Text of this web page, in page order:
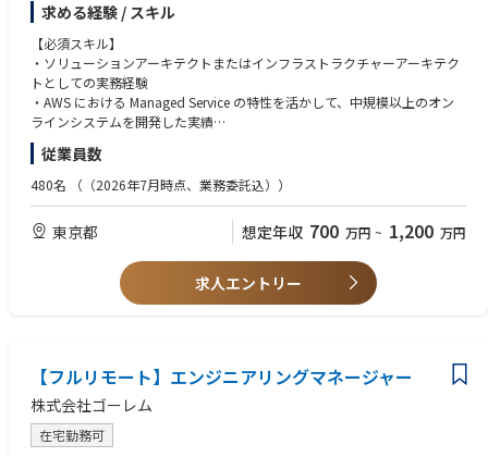
アジャイル開発を進めるアプリケーション開発チームとの協力を交えて、
インフラ関連の対応を進めます。
【具体的な業務】
・プロダクト開発に伴う、インフラ要件定義～設計開発
・ビルドデプロイ基盤の設計構築・改善
アアップデート、セキュリティFIXなど」
・ビジネススケールに合わせたアップデートの検討提案「モニタリング改
善、コンテナ＆DBチューニング、セキュリティ向上、構成管理IaC改善な
・インフラコスト・運用コストの管理および最適化
【開発チームについて】
・NotionによるKanban運用
【利用技術】
・インフラプラットフォーム: Amazon Web Services
・データベース: PostgreSQL
・ソースコード管理: GitHub
・CI/CD: GitHub Actions
求める経験 / スキル
【必須スキル】
・ソリューションアーキテクトまたはインフラストラクチャーアーキテク
トとしての実務経験
・AWS における Managed Service の特性を活かして、中規模以上のオン
ラインシステムを開発した実績
・日本語（流暢レベル）
【歓迎スキル】
現した実績
・インフラストラクチャーで高可用性・リソース効率化を実現した実績
・Managed Service の特性を活かして、高可用性かつ生産性の高いアーキ
テクチャを構築した実績
・システムの自動化や、プロセスの体系化・効率化を実現した実績
せたプレゼンテーションや技術的な提案を行った経験
【求める人物像】
・主体的に行動し、自らの領域だけに囚われずプロダクトを俯瞰し常に改
従業員数
480名 （（2026年7月時点、業務委託込））
東京都 想定年収 700 万円 ~ 1,200 万円
求人エントリー
【フルリモート】エンジニアリングマネージャー
株式会社ゴーレム
在宅勤務可